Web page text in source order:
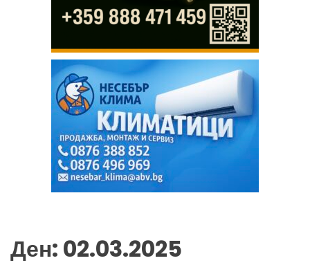
Ден: 02.03.2025